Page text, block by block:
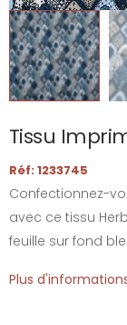
Tissu
Réf: 1233745
Confectionnez-
avec ce tissu
feuille sur fond
Plus